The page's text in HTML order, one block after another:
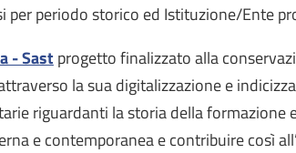
per periodo storico ed Istituzione/Ente
- Sast progetto finalizzato alla
la sua digitalizzazione e
riguardanti la storia della formazione
e contemporanea e contribuire così